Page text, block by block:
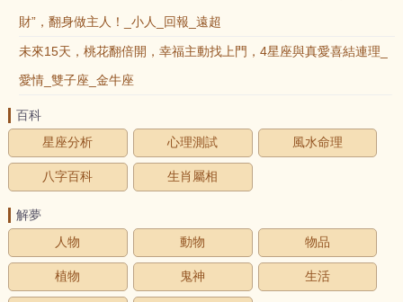
財”，翻身做主人！_小人_回報_遠超
未來15天，桃花翻倍開，幸福主動找上門，4星座與真愛喜結連理_
愛情_雙子座_金牛座
百科
星座分析
心理測試 風水命理
八字百科 生肖屬相
解夢
人物
動物 物品
植物 鬼神 生活